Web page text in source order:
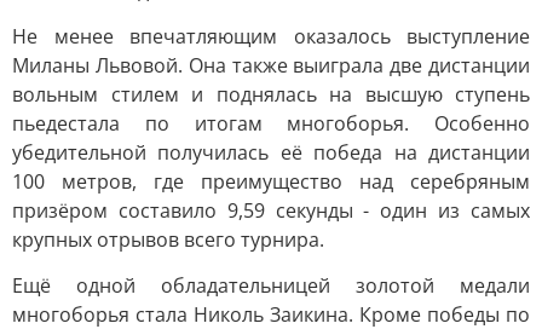
Не менее впечатляющим оказалось выступление
Миланы Львовой. Она также выиграла две дистанции
вольным стилем и поднялась на высшую ступень
пьедестала по итогам многоборья. Особенно
убедительной получилась её победа на дистанции
100 метров, где преимущество над серебряным
призёром составило 9,59 секунды - один из самых
крупных отрывов всего турнира.
Ещё одной обладательницей золотой медали
многоборья стала Николь Заикина. Кроме победы по